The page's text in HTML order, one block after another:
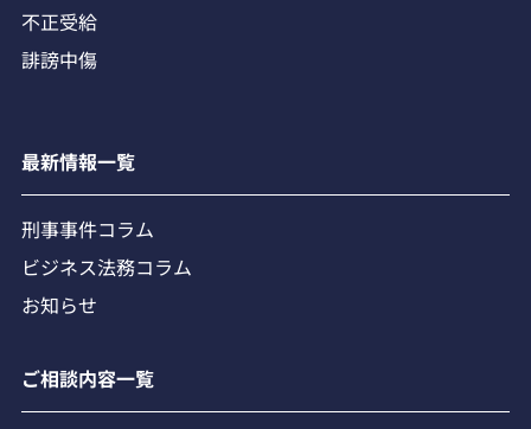
不正受給
誹謗中傷
最新情報一覧
刑事事件コラム
ビジネス法務コラム
お知らせ
ご相談内容一覧